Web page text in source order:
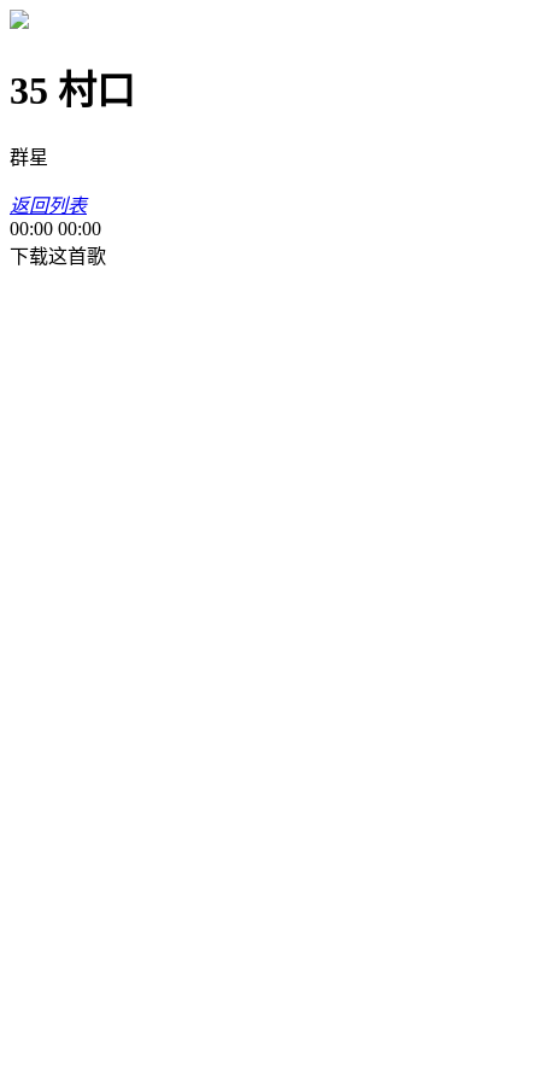
35 村口
群星
返回列表
00:00 00:00
下载这首歌